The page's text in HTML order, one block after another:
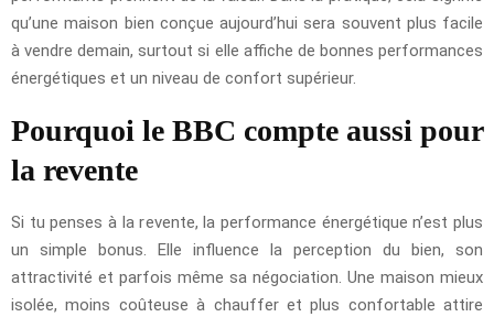
qu’une maison bien conçue aujourd’hui sera souvent plus facile
à vendre demain, surtout si elle affiche de bonnes performances
énergétiques et un niveau de confort supérieur.
Pourquoi le BBC compte aussi pour
la revente
Si tu penses à la revente, la performance énergétique n’est plus
un simple bonus. Elle influence la perception du bien, son
attractivité et parfois même sa négociation. Une maison mieux
isolée, moins coûteuse à chauffer et plus confortable attire